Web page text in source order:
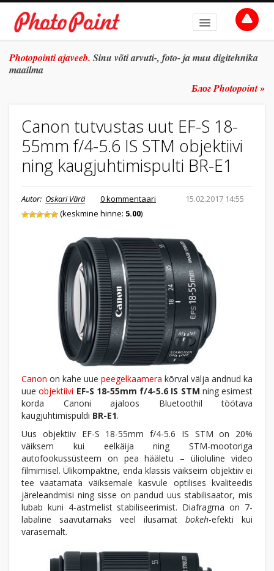
AVALEHT
SÜVITSI
ARHIIV
TULE TÖÖLE
E-POOD
Photopointi ajaveeb. Sinu võti arvuti-, foto- ja muu digitehnika
maailma
Блог Photopoint »
Canon tutvustas uut EF-S 18-
55mm f/4-5.6 IS STM objektiivi
ning kaugjuhtimispulti BR-E1
Autor: Oskari Värä 15.02.2017 14:55
0 kommentaari
(keskmine hinne: 5.00)
Canon on kahe uue peegelkaamera kõrval välja andnud ka
uueobjektiivi EF-S 18-55mm f/4-5.6 IS STM ning esimest
korda Canoni ajaloos Bluetoothil töötava
kaugjuhtimispuldi BR-E1.
Uus objektiiv EF-S 18-55mm f/4-5.6 IS STM on 20%
väiksem kui eelkäija ning STM-mootoriga
autofookussüsteem on pea hääletu – ülioluline video
filmimisel. Ülikompaktne, enda klassis väikseim objektiiv ei
tee vaatamata väiksemale kasvule optilises kvaliteedis
järeleandmisi ning sisse on pandud uus stabilisaator, mis
lubab kuni 4-astmelist stabiliseerimist. Diafragma on 7-
labaline saavutamaks veel ilusamat bokeh-efekti kui
varasemalt.